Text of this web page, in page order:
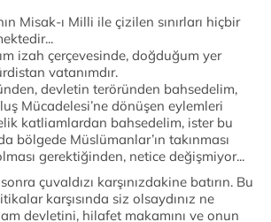
Misak-ı Milli ile çizilen sınırları hiçbir
izah çerçevesinde, doğduğum yer
vatanımdır.
devletin teröründen bahsedelim,
Mücadelesi’ne dönüşen eylemleri
katliamlardan bahsedelim, ister bu
bölgede Müslümanlar’ın takınması
gerektiğinden, netice değişmiyor...
çuvaldızı karşınızdakine batırın. Bu
karşısında siz olsaydınız ne
devletini, hilafet makamını ve onun